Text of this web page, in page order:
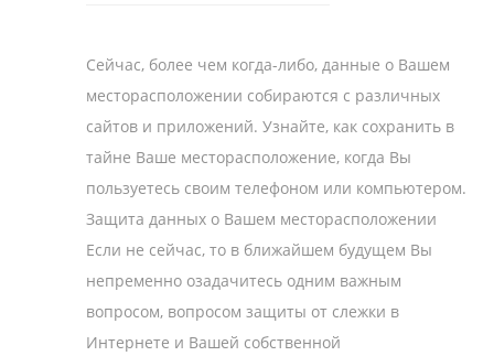
Сейчас, более чем когда-либо, данные о Вашем
месторасположении собираются c различных
сайтов и приложений. Узнайте, как сохранить в
тайне Ваше месторасположение, когда Вы
пользуетесь своим телефоном или компьютером.
Защита данных о Вашем месторасположении
Если не сейчас, то в ближайшем будущем Вы
непременно озадачитесь одним важным
вопросом, вопросом защиты от слежки в
Интернете и Вашей собственной